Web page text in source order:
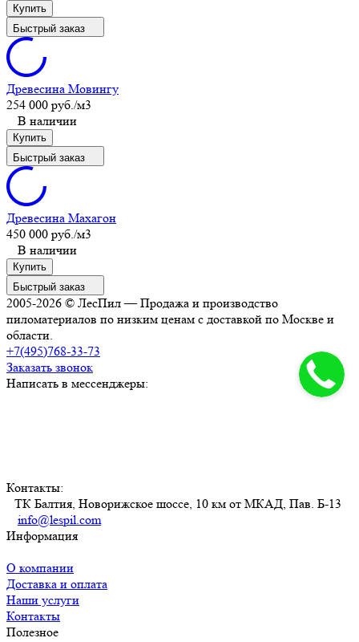
Купить
Быстрый заказ
Древесина Мовингу
254 000 руб./м3
В наличии
Купить
Быстрый заказ
Древесина Махагон
450 000 руб./м3
В наличии
Купить
Быстрый заказ
2005-2026 © ЛесПил — Продажа и производство
пиломатериалов по низким ценам с доставкой по Москве и
области.
+7(495)768-33-73
Заказать звонок
Написать в мессенджеры:
Контакты:
ТК Балтия, Новорижское шоссе, 10 км от МКАД, Пав. Б-13
info@lespil.com
Информация
О компании
Доставка и оплата
Наши услуги
Контакты
Полезное